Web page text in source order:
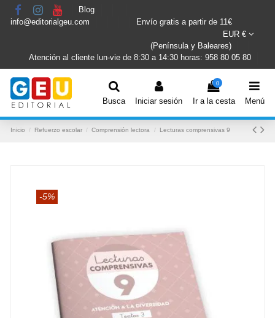
Blog
info@editorialgeu.com
Envío gratis a partir de 11€
EUR €
(Península y Baleares)
Atención al cliente lun-vie de 8:30 a 14:30 horas: 958 80 05 80
Busca Iniciar sesión
0
Ir a la cesta Menú
Inicio Refuerzo escolar Comprensión lectora Lecturas comprensivas 9
-5%